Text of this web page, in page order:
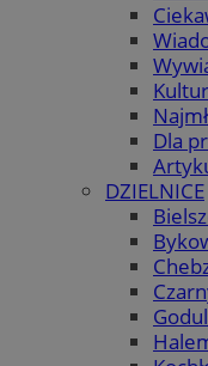
Dla
DZIELNICE